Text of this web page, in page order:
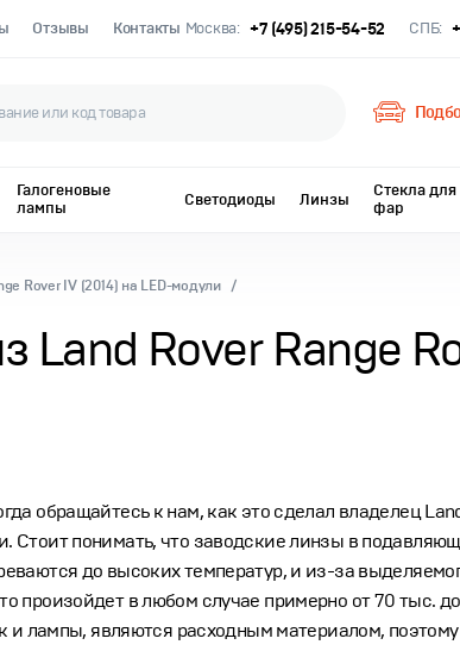
Отзывы Контакты Москва: +7 (495) 215-54-52 СПБ:
Галогеновые
лампы
Светодиоды Линзы
Стекла для
фар
Rover IV (2014) на LED-модули
Rover Range
обращайтесь к нам, как это сделал владелец
Стоит понимать, что заводские линзы в
до высоких температур, и из-за
произойдет в любом случае примерно от 70 тыс.
и лампы, являются расходным материалом,